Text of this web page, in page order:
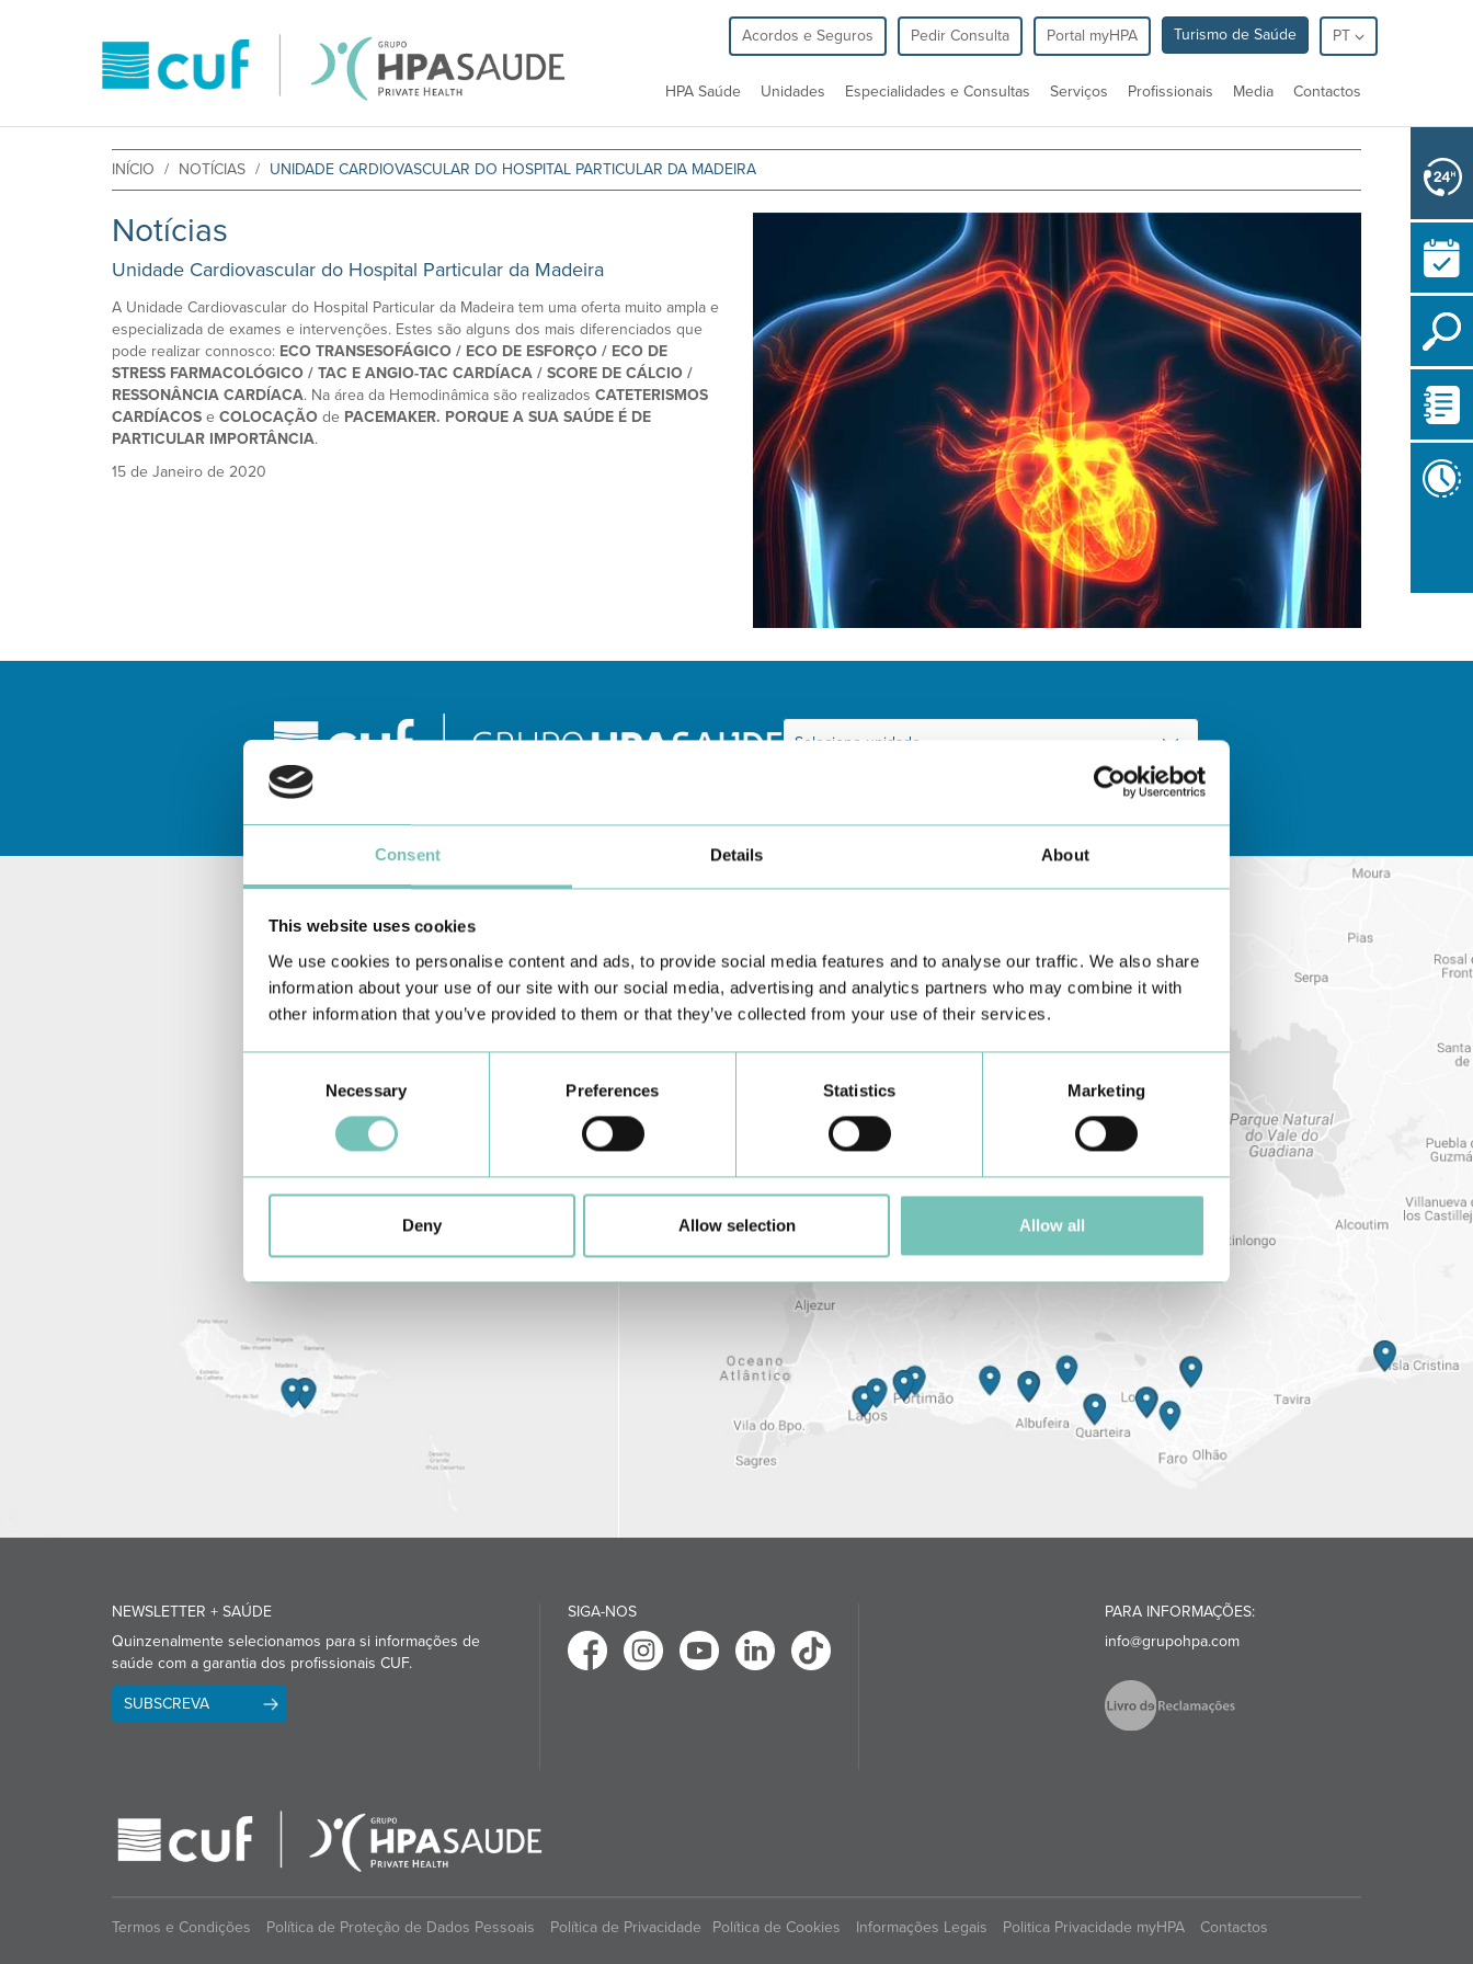
Consent Details About
This website uses cookies
We use cookies to personalise content and ads, to provide social media features and to analyse our traffic. We also share
information about your use of our site with our social media, advertising and analytics partners who may combine it with
other information that you’ve provided to them or that they’ve collected from your use of their services.
Necessary Preferences Statistics Marketing
Deny Allow selection Allow all
Acordos e Seguros Pedir Consulta Portal myHPA Turismo de Saúde PT
HPA Saúde Unidades Especialidades e Consultas Serviços Profissionais Media Contactos
INÍCIO NOTÍCIAS UNIDADE CARDIOVASCULAR DO HOSPITAL PARTICULAR DA MADEIRA
Notícias
Unidade Cardiovascular do Hospital Particular da Madeira
A Unidade Cardiovascular do Hospital Particular da Madeira tem uma oferta muito ampla e
especializada de exames e intervenções. Estes são alguns dos mais diferenciados que
pode realizar connosco: ECO TRANSESOFÁGICO / ECO DE ESFORÇO / ECO DE
STRESS FARMACOLÓGICO / TAC E ANGIO-TAC CARDÍACA / SCORE DE CÁLCIO /
RESSONÂNCIA CARDÍACA. Na área da Hemodinâmica são realizados CATETERISMOS
CARDÍACOS e COLOCAÇÃO de PACEMAKER. PORQUE A SUA SAÚDE É DE
PARTICULAR IMPORTÂNCIA.
15 de Janeiro de 2020
NEWSLETTER + SAÚDE
Quinzenalmente selecionamos para si informações de
saúde com a garantia dos profissionais CUF.
SUBSCREVA
SIGA-NOS
PARA INFORMAÇÕES:
info@grupohpa.com
Termos e Condições Política de Proteção de Dados Pessoais Política de Privacidade Política de Cookies Informações Legais Politica Privacidade myHPA Contactos